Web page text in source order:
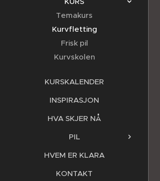
Temakurs
Kurvfletting
Frisk pil
Kurvskolen
KURSKALENDER
INSPIRASJON
HVA SKJER NÅ
PIL
HVEM ER KLARA
KONTAKT